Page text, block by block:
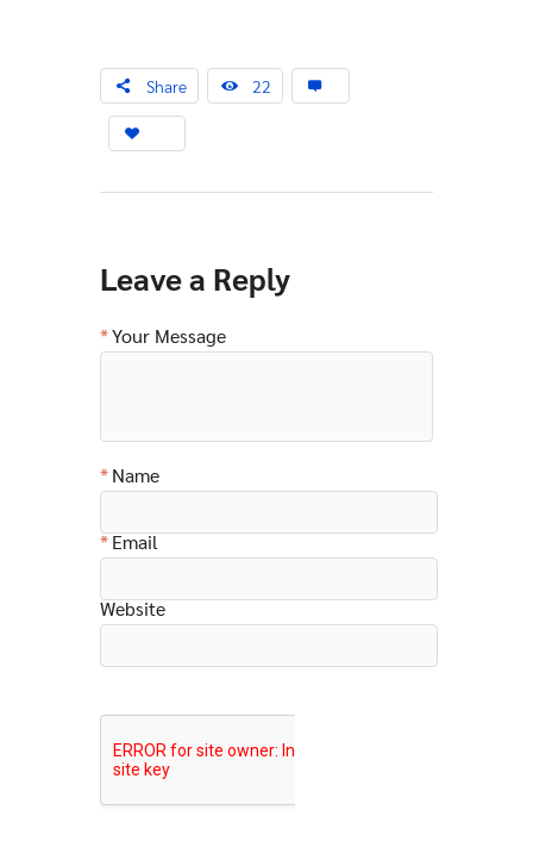
Share 22
Leave a Reply
Your Message
Name
Email
Website